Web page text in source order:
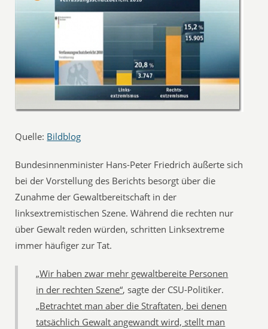
Quelle: Bildblog
Bundesinnenminister Hans-Peter Friedrich äußerte sich
bei der Vorstellung des Berichts besorgt über die
Zunahme der Gewaltbereitschaft in der
linksextremistischen Szene. Während die rechten nur
über Gewalt reden würden, schritten Linksextreme
immer häufiger zur Tat.
„Wir haben zwar mehr gewaltbereite Personen
in der rechten Szene“, sagte der CSU-Politiker.
„Betrachtet man aber die Straftaten, bei denen
tatsächlich Gewalt angewandt wird, stellt man